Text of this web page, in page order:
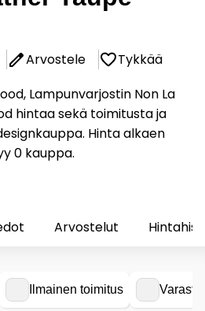
Arvostele
Tykkää
Lampunvarjostin Non La
hintaa sekä toimitusta ja
Hinta alkaen
0 kauppa.
Arvostelut
Ilmainen toimitus